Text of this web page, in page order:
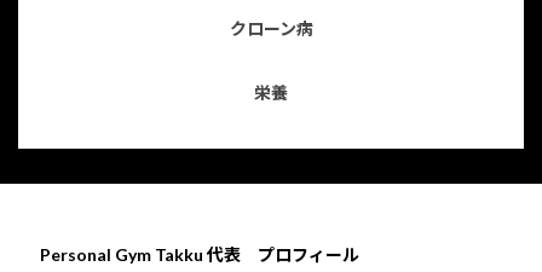
クローン病
栄養
Personal Gym Takku 代表 プロフィール